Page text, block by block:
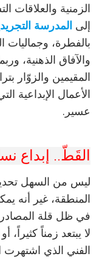
الزمنية والعلاقات
إلى المدرسة
بالفطرة، وجماليات
والآفاق الذهنية،
المقيمين والزوّار
الأعمال الإبداعية
عسير.
القَطّ.. إبداع
ليس من السهل
المنطقة، غير أنه
في ظل قلة
لا يبتعد زمناً كثيراً،
الفني الذي اشتهرت